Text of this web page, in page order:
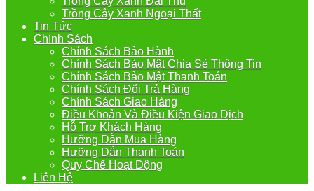
Trồng Cây Xanh Ngoại Thất
Tin Tức
Chính Sách
Chính Sách Bảo Hành
Chính Sách Bảo Mật Chia Sẻ Thông Tin
Chính Sách Bảo Mật Thanh Toán
Chính Sách Đổi Trả Hàng
Chính Sách Giao Hàng
Điều Khoản Và Điều Kiện Giao Dịch
Hỗ Trợ Khách Hàng
Hưỡng Dẫn Mua Hàng
Hưỡng Dẫn Thanh Toán
Quy Chế Hoạt Động
Liên Hệ